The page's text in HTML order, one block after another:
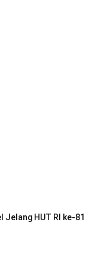
Jelang HUT RI ke-81